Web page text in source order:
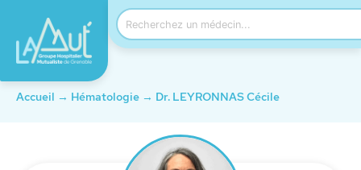
Accueil → Hématologie → Dr. LEYRONNAS Cécile